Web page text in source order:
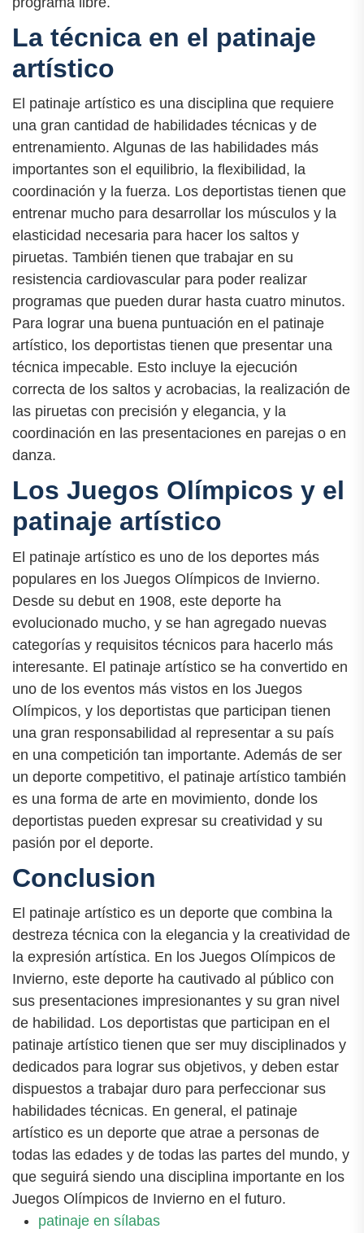
La técnica en el patinaje
artístico
El patinaje artístico es una disciplina que requiere
una gran cantidad de habilidades técnicas y de
entrenamiento. Algunas de las habilidades más
importantes son el equilibrio, la flexibilidad, la
coordinación y la fuerza. Los deportistas tienen que
entrenar mucho para desarrollar los músculos y la
elasticidad necesaria para hacer los saltos y
piruetas. También tienen que trabajar en su
resistencia cardiovascular para poder realizar
programas que pueden durar hasta cuatro minutos.
Para lograr una buena puntuación en el patinaje
artístico, los deportistas tienen que presentar una
técnica impecable. Esto incluye la ejecución
correcta de los saltos y acrobacias, la realización de
las piruetas con precisión y elegancia, y la
coordinación en las presentaciones en parejas o en
danza.
Los Juegos Olímpicos y el
patinaje artístico
El patinaje artístico es uno de los deportes más
populares en los Juegos Olímpicos de Invierno.
Desde su debut en 1908, este deporte ha
evolucionado mucho, y se han agregado nuevas
categorías y requisitos técnicos para hacerlo más
interesante. El patinaje artístico se ha convertido en
uno de los eventos más vistos en los Juegos
Olímpicos, y los deportistas que participan tienen
una gran responsabilidad al representar a su país
en una competición tan importante. Además de ser
un deporte competitivo, el patinaje artístico también
es una forma de arte en movimiento, donde los
deportistas pueden expresar su creatividad y su
pasión por el deporte.
Conclusion
El patinaje artístico es un deporte que combina la
destreza técnica con la elegancia y la creatividad de
la expresión artística. En los Juegos Olímpicos de
Invierno, este deporte ha cautivado al público con
sus presentaciones impresionantes y su gran nivel
de habilidad. Los deportistas que participan en el
patinaje artístico tienen que ser muy disciplinados y
dedicados para lograr sus objetivos, y deben estar
dispuestos a trabajar duro para perfeccionar sus
habilidades técnicas. En general, el patinaje
artístico es un deporte que atrae a personas de
todas las edades y de todas las partes del mundo, y
que seguirá siendo una disciplina importante en los
Juegos Olímpicos de Invierno en el futuro.
patinaje en sílabas